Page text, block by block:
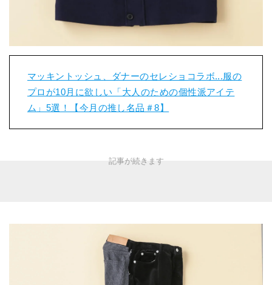
マッキントッシュ、ダナーのセレショコラボ...服の
プロが10月に欲しい「大人のための個性派アイテ
ム」5選！【今月の推し名品＃8】